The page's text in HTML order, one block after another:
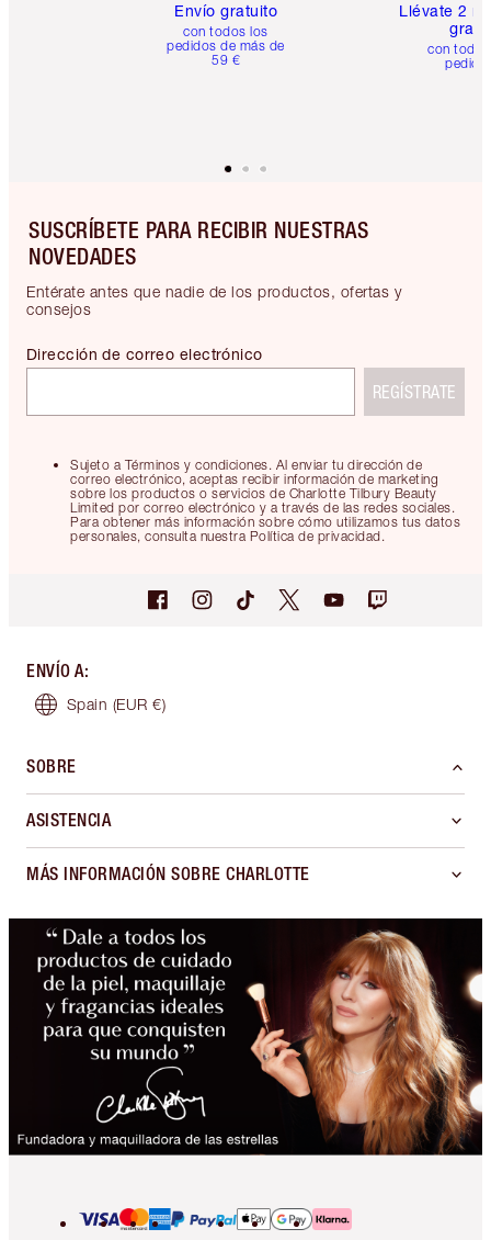
Envío gratuito
con todos los
pedidos de más de
59 €
Llévate 2
gratis
con
SUSCRÍBETE PARA RECIBIR NUESTRAS
NOVEDADES
Entérate antes que nadie de los productos, ofertas y
consejos
Sujeto a Términos y condiciones. Al enviar tu dirección de
correo electrónico, aceptas recibir información de marketing
sobre los productos o servicios de Charlotte Tilbury Beauty
Limited por correo electrónico y a través de las redes sociales.
Para obtener más información sobre cómo utilizamos tus datos
personales, consulta nuestra Política de privacidad.
Dirección de correo electrónico
REGÍSTRATE
ENVÍO A:
Spain (EUR €)
SOBRE
ASISTENCIA
MÁS INFORMACIÓN SOBRE CHARLOTTE